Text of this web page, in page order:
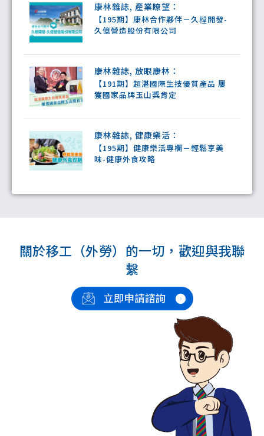
康林雜誌, 產業瞭望 ：
【195期】康林合作夥伴－久樘開發-
久億營造股份有限公司
康林雜誌,放眼康林 ：
【191期】超湛國際生技優質產品 屢
獲國家品牌玉山獎肯定
康林雜誌,健康樂活 ：
【195期】健康樂活專欄－輕鬆享美
味-健康外食攻略
關於移⼯（外勞）的⼀切，歡迎與我聯
繫